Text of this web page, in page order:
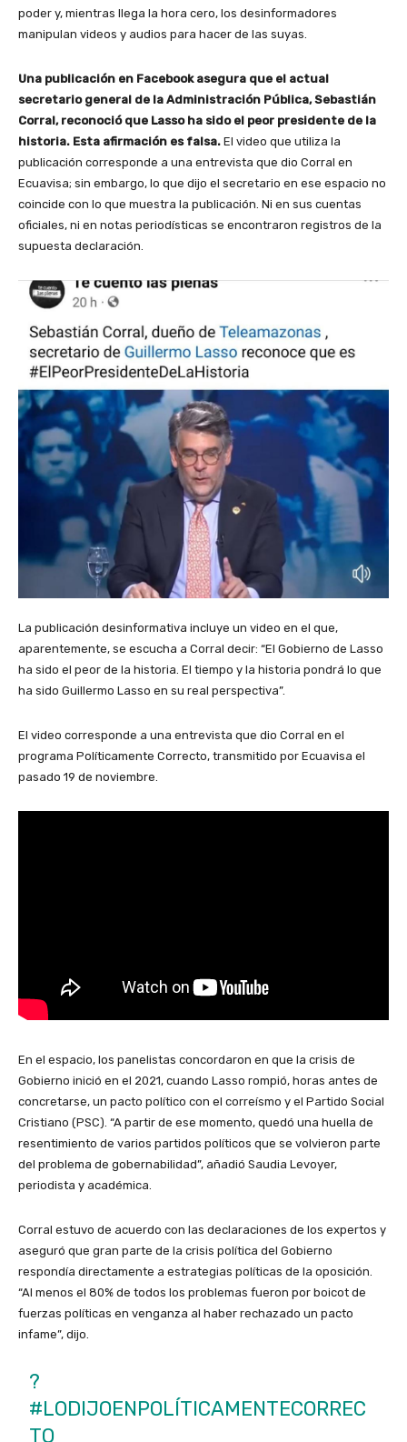
poder y, mientras llega la hora cero, los desinformadores
manipulan videos y audios para hacer de las suyas.
Una publicación en Facebook asegura que el actual
secretario general de la Administración Pública, Sebastián
Corral, reconoció que Lasso ha sido el peor presidente de la
historia. Esta afirmación es falsa. El video que utiliza la
publicación corresponde a una entrevista que dio Corral en
Ecuavisa; sin embargo, lo que dijo el secretario en ese espacio no
coincide con lo que muestra la publicación. Ni en sus cuentas
oficiales, ni en notas periodísticas se encontraron registros de la
supuesta declaración.
La publicación desinformativa incluye un video en el que,
aparentemente, se escucha a Corral decir: “El Gobierno de Lasso
ha sido el peor de la historia. El tiempo y la historia pondrá lo que
ha sido Guillermo Lasso en su real perspectiva”.
El video corresponde a una entrevista que dio Corral en el
programa Políticamente Correcto, transmitido por Ecuavisa el
pasado 19 de noviembre.
En el espacio, los panelistas concordaron en que la crisis de
Gobierno inició en el 2021, cuando Lasso rompió, horas antes de
concretarse, un pacto político con el correísmo y el Partido Social
Cristiano (PSC). “A partir de ese momento, quedó una huella de
resentimiento de varios partidos políticos que se volvieron parte
del problema de gobernabilidad”, añadió Saudia Levoyer,
periodista y académica.
Corral estuvo de acuerdo con las declaraciones de los expertos y
aseguró que gran parte de la crisis política del Gobierno
respondía directamente a estrategias políticas de la oposición.
“Al menos el 80% de todos los problemas fueron por boicot de
fuerzas políticas en venganza al haber rechazado un pacto
infame”, dijo.
?
#LODIJOENPOLÍTICAMENTECORREC
TO